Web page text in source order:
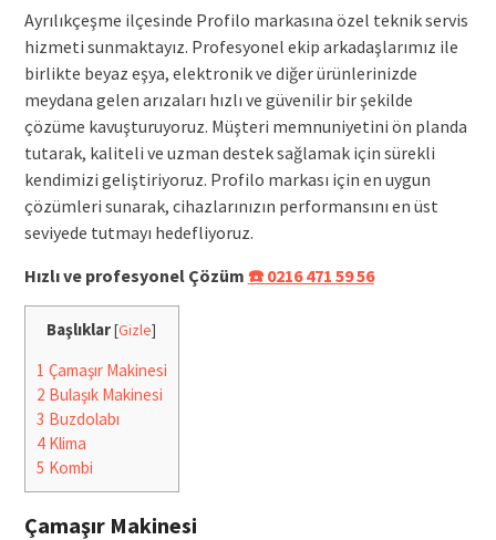
Ayrılıkçeşme ilçesinde Profilo markasına özel teknik servis
hizmeti sunmaktayız. Profesyonel ekip arkadaşlarımız ile
birlikte beyaz eşya, elektronik ve diğer ürünlerinizde
meydana gelen arızaları hızlı ve güvenilir bir şekilde
çözüme kavuşturuyoruz. Müşteri memnuniyetini ön planda
tutarak, kaliteli ve uzman destek sağlamak için sürekli
kendimizi geliştiriyoruz. Profilo markası için en uygun
çözümleri sunarak, cihazlarınızın performansını en üst
seviyede tutmayı hedefliyoruz.
Hızlı ve profesyonel Çözüm ☎️ 0216 471 59 56
Başlıklar[Gizle]
1 Çamaşır Makinesi
2 Bulaşık Makinesi
3 Buzdolabı
4Klima
5 Kombi
Çamaşır Makinesi